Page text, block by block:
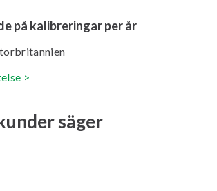
på kalibreringar per år
>
säger